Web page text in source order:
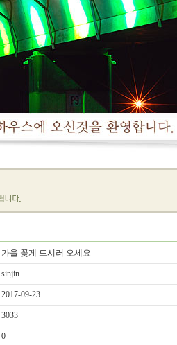
가을 꽃게 드시러 오세요
sinjin
2017-09-23
3033
0